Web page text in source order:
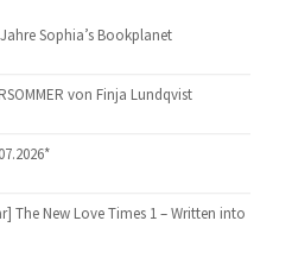
Sophia’s Bookplanet
von Finja Lundqvist
The New Love Times 1 – Written into